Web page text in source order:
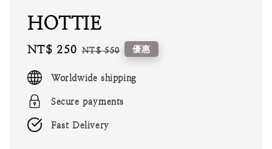
HOTTIE
Sale
NT$ 250 Regular
NT$ 550 優惠
Worldwide shipping
Secure payments
Fast Delivery